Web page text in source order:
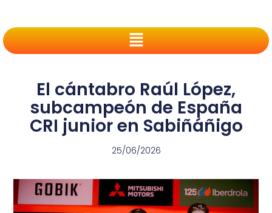
El cántabro Raúl López,
subcampeón de España
CRI junior en Sabiñáñigo
25/06/2026